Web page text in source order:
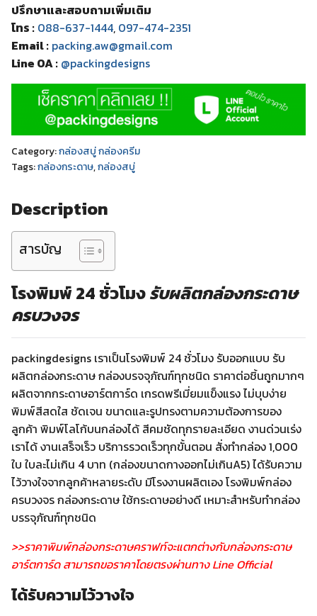
ปรึกษาและสอบถามเพิ่มเติม
โทร : 088-637-1444, 097-474-2351
Email : packing.aw@gmail.com
Line OA : @packingdesigns
Category:กล่องสบู่ กล่องครีม
Tags:กล่องกระดาษ,กล่องสบู่
Description
สารบัญ
โรงพิมพ์ 24 ชั่วโมงรับผลิตกล่องกระดาษ
ครบวงจร
packingdesigns เราเป็นโรงพิมพ์ 24 ชั่วโมง รับออกแบบ รับ
ผลิตกล่องกระดาษ กล่องบรจจุภัณฑ์ทุกชนิด ราคาต่อชิ้นถูกมากๆ
ผลิตจากกระดาษอาร์ตการ์ด เกรดพรีเมี่ยมแข็งแรง ไม่บุบง่าย
พิมพ์สีสดใส ชัดเจน ขนาดและรูปทรงตามความต้องการของ
ลูกค้า พิมพ์โลโก้บนกล่องได้ สีคมชัดทุกรายละเอียด งานด่วนเร่ง
เราได้ งานเสร็จเร็ว บริการรวดเร็วทุกขั้นตอน สั่งทำกล่อง 1,000
ใบ ใบละไม่เกิน 4 บาท (กล่องขนาดกางออกไม่เกินA5) ได้รับความ
ไว้วางใจจากลูกค้าหลายระดับ มีโรงงานผลิตเอง โรงพิมพ์กล่อง
ครบวงจร กล่องกระดาษ ใช้กระดาษอย่างดี เหมาะสำหรับทำกล่อง
บรรจุภัณฑ์ทุกชนิด
>>ราคาพิมพ์กล่องกระดาษคราฟท์จะแตกต่างกับกล่องกระดาษ
อาร์ตการ์ด สามารถขอราคาโดยตรงผ่านทาง Line Official
ได้รับความไว้วางใจ